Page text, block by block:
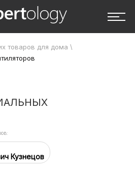
товаров для дома \
Кузнецов